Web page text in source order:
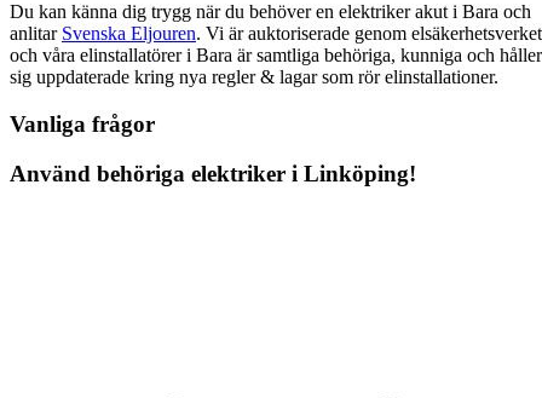
Du kan känna dig trygg när du behöver en elektriker akut i Bara och
anlitar Svenska Eljouren. Vi är auktoriserade genom elsäkerhetsverket
och våra elinstallatörer i Bara är samtliga behöriga, kunniga och håller
sig uppdaterade kring nya regler & lagar som rör elinstallationer.
Vanliga frågor
Använd behöriga elektriker i Linköping!